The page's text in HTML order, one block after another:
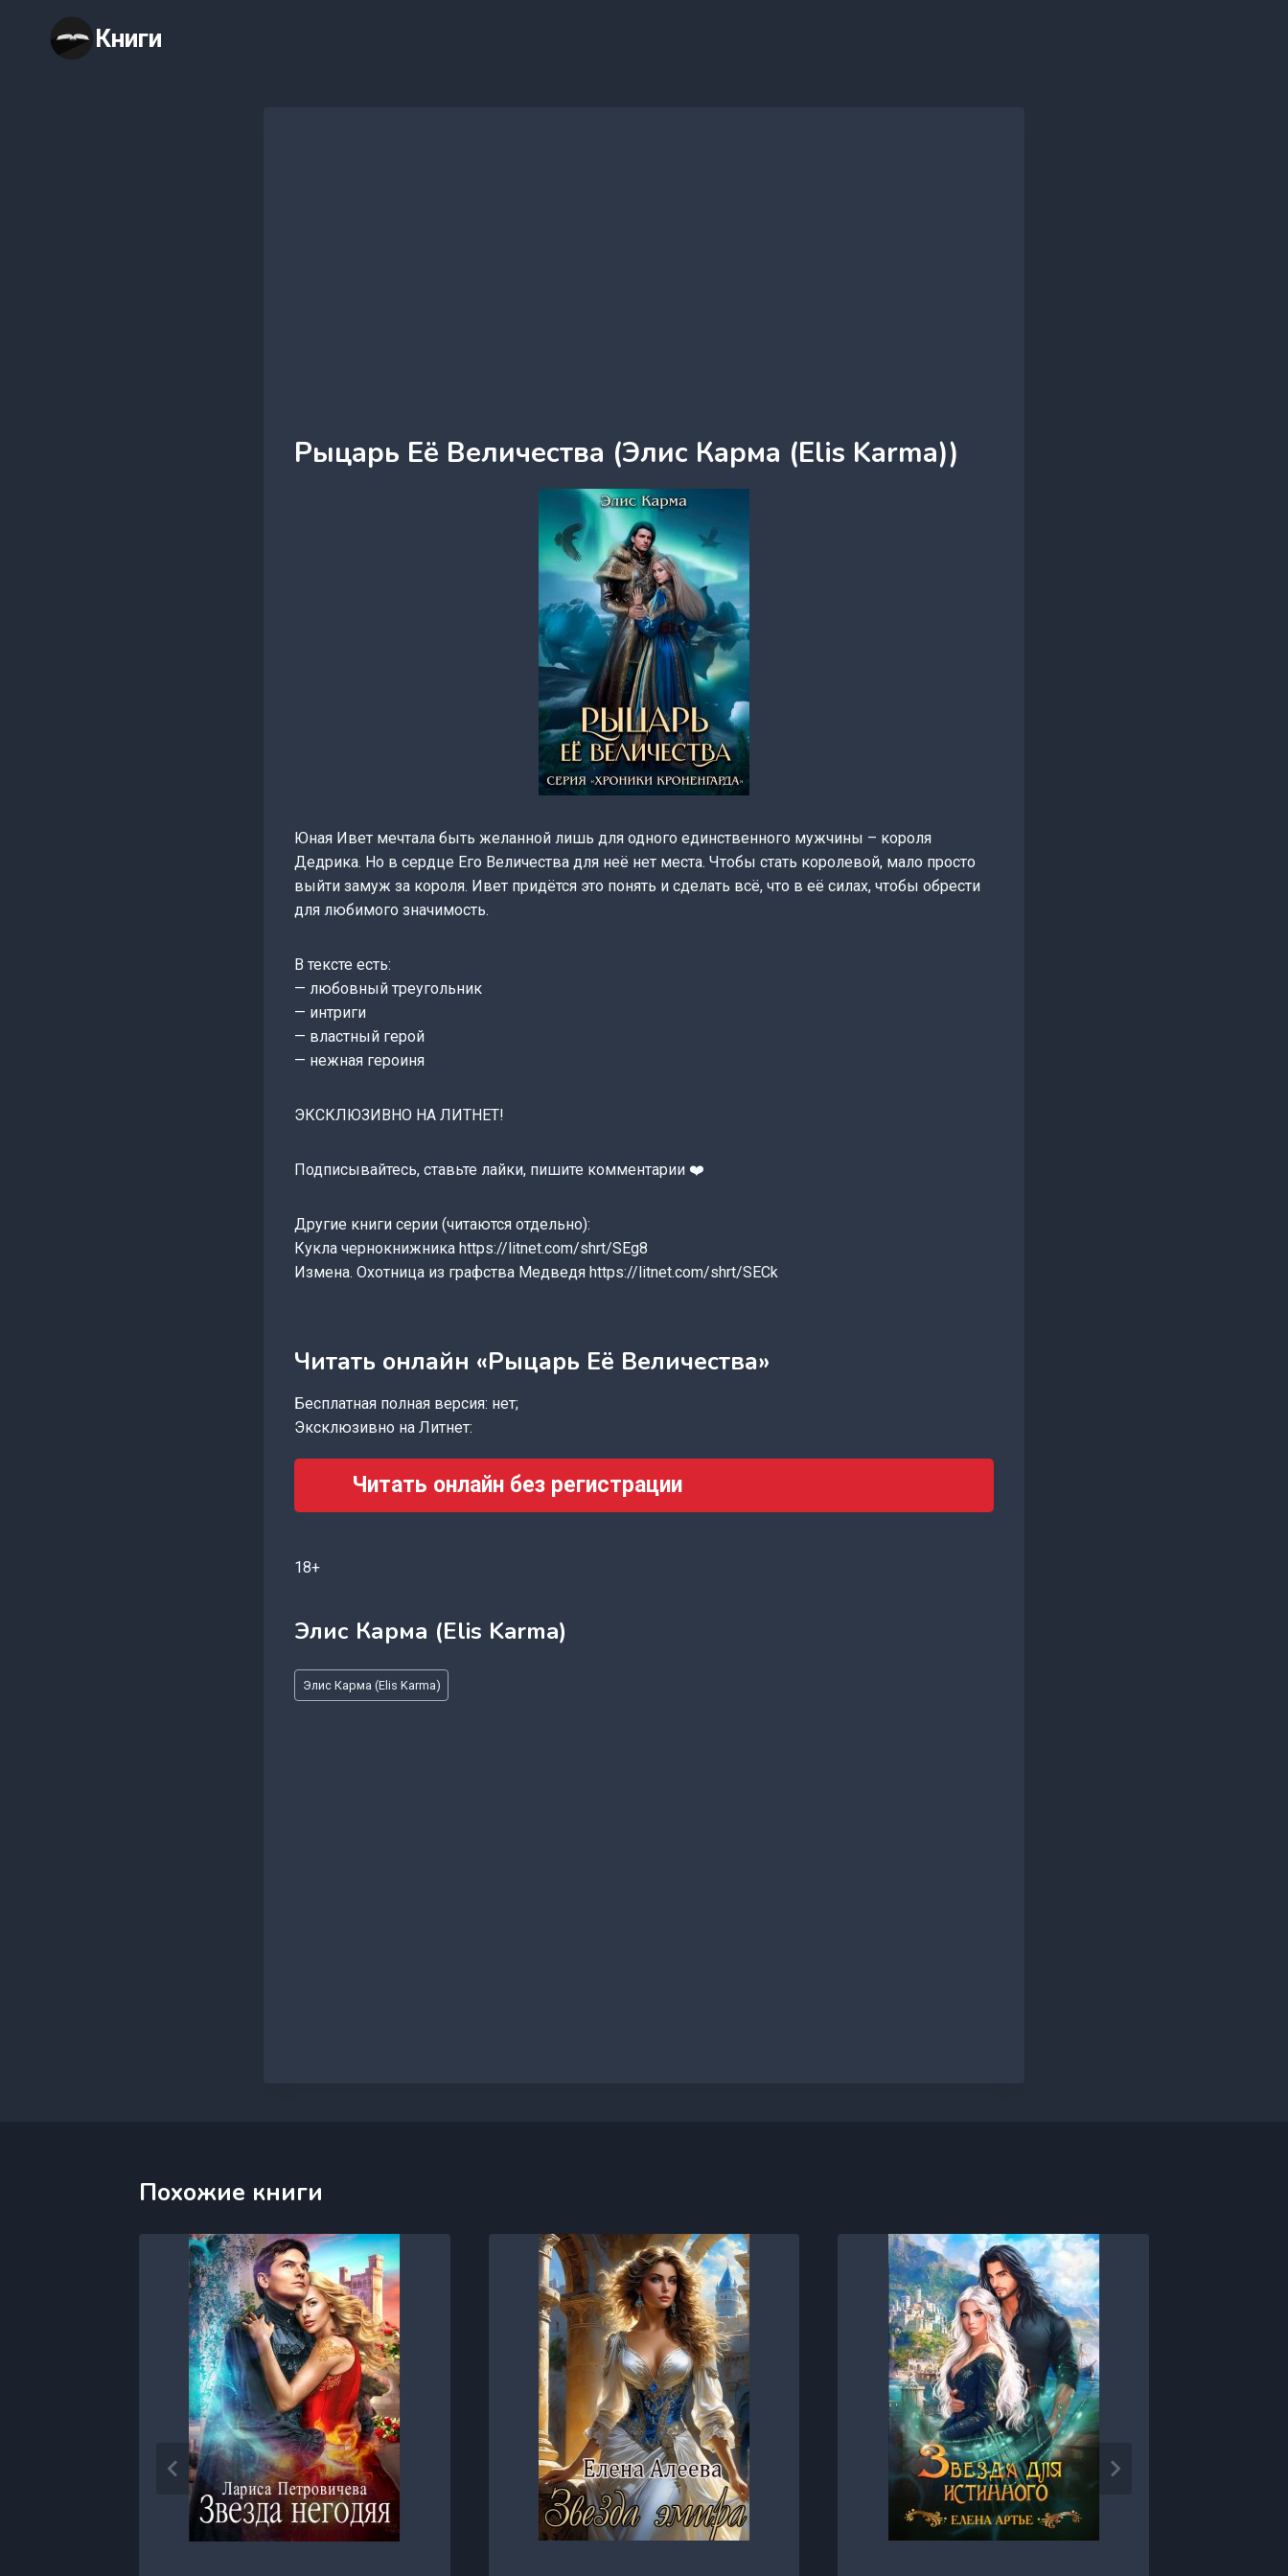
содержимому
Книги
Рыцарь Её Величества (Элис Карма (Elis Karma))
Юная Ивет мечтала быть желанной лишь для одного единственного мужчины – короля
Дедрика. Но в сердце Его Величества для неё нет места. Чтобы стать королевой, мало просто
выйти замуж за короля. Ивет придётся это понять и сделать всё, что в её силах, чтобы обрести
для любимого значимость.
В тексте есть:
— любовный треугольник
— интриги
— властный герой
— нежная героиня
ЭКСКЛЮЗИВНО НА ЛИТНЕТ!
Подписывайтесь, ставьте лайки, пишите комментарии ‍❤️‍
Другие книги серии (читаются отдельно):
Кукла чернокнижника https://litnet.com/shrt/SEg8
Измена. Охотница из графства Медведя https://litnet.com/shrt/SECk
Читать онлайн «Рыцарь Её Величества»
Бесплатная полная версия: нет;
Эксклюзивно на Литнет:
Читать онлайн без регистрации
18+
Элис Карма (Elis Karma)
Метки
записи:
Элис Карма (Elis Karma)
Похожие книги